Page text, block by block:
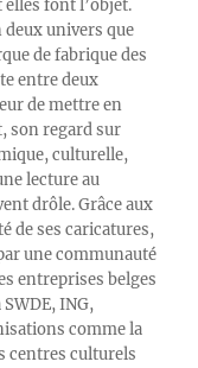
font l’objet.
deux univers que
de fabrique des
entre deux
de mettre en
son regard sur
culturelle,
lecture au
drôle. Grâce aux
de ses caricatures,
une communauté
entreprises belges
ING,
comme la
centres culturels